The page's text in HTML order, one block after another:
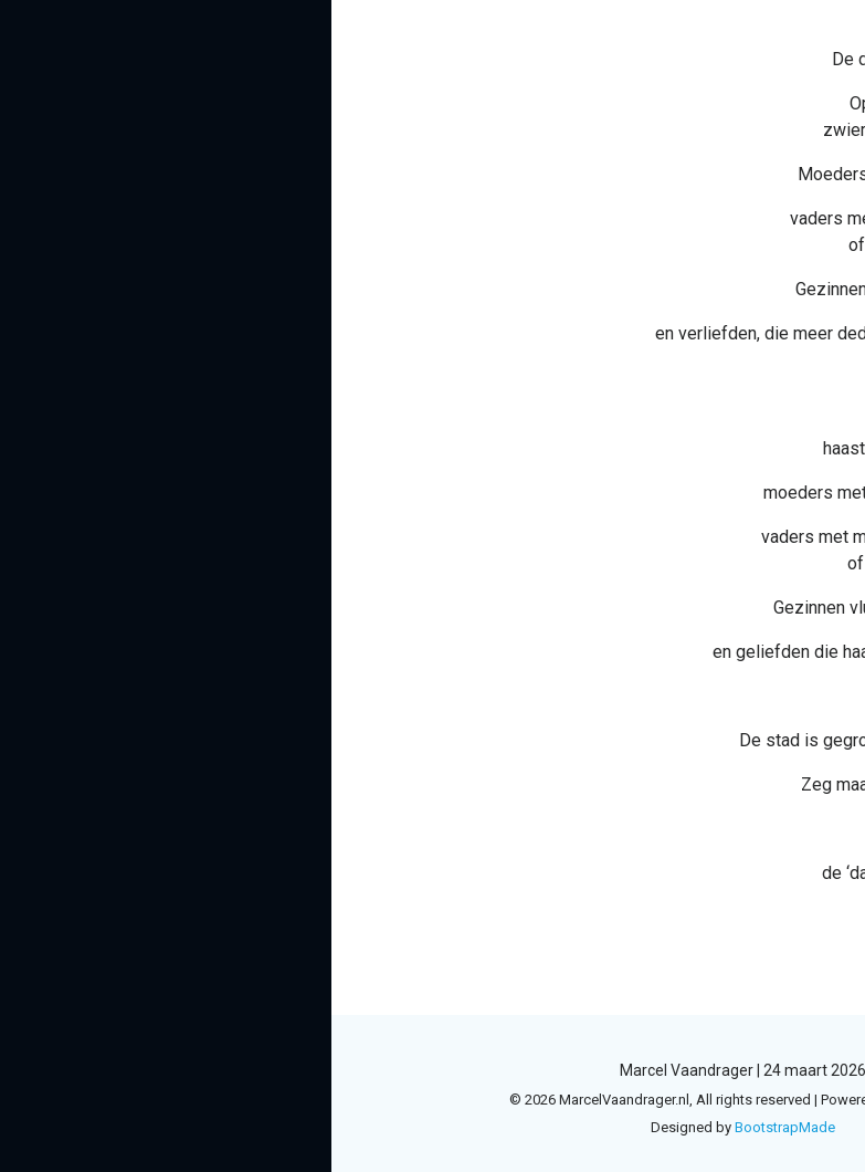
De
vaders
en verliefden, die meer
moeders
vaders met
Gezinnen
en geliefden die
De stad is
Zeg
de
Marcel Vaandrager | 24 maart 2026
© 2026 MarcelVaandrager.nl, All rights reserved |
Designed by BootstrapMade